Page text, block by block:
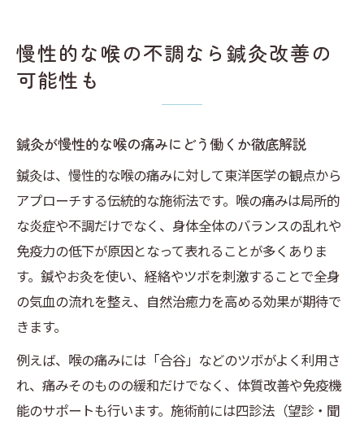
慢性的な喉の不調なら鍼灸改善の
可能性も
鍼灸が慢性的な喉の痛みにどう働くか徹底解説
鍼灸は、慢性的な喉の痛みに対して東洋医学の観点から
アプローチする伝統的な施術法です。喉の痛みは局所的
な炎症や不調だけでなく、身体全体のバランスの乱れや
免疫力の低下が原因となって表れることが多くありま
す。鍼やお灸を使い、経絡やツボを刺激することで全身
の気血の流れを整え、自然治癒力を高める効果が期待で
きます。
例えば、喉の痛みには「合谷」などのツボがよく利用さ
れ、痛みそのものの緩和だけでなく、体質改善や免疫機
能のサポートも行います。施術前には四診法（望診・聞